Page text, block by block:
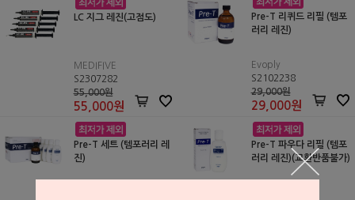
LC 지그 레진(고점도)
MEDIFIVE
S2307282
55,000원
55,000원
Pre-T 리퀴드 리필 (템포
러리 레진)
Evoply
S2102238
29,000원
29,000원
Pre-T 세트 (템포러리 레
진)
Pre-T 파우다 리필 (템포
러리 레진)(교환반품불가)